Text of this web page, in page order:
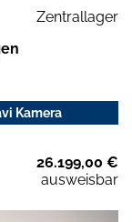
Zentrallager
Kamera
26.199,00 €
ausweisbar